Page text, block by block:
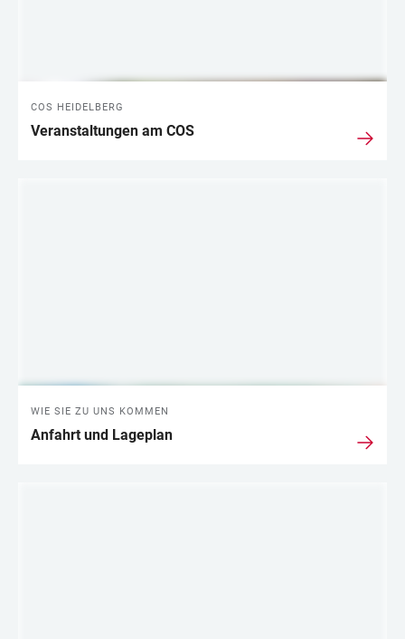
COS HEIDELBERG
Veranstaltungen am COS
WIE SIE ZU UNS KOMMEN
Anfahrt und Lageplan